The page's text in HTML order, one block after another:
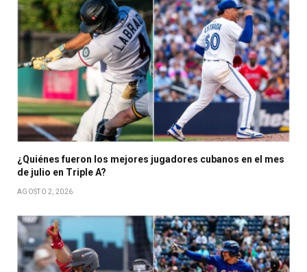
¿Quiénes fueron los mejores jugadores cubanos en el mes
de julio en Triple A?
AGOSTO 2, 2026